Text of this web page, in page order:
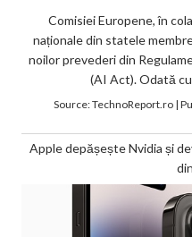
Comisiei Europene, în
naționale din statele
noilor prevederi din
(AI Act). Odată
Source:TechnoReport.ro|
Apple depășește Nvidia și